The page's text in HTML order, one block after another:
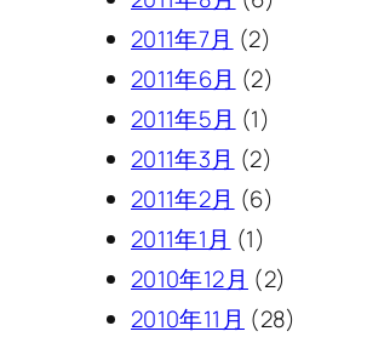
2011年7月 (2)
2011年6月 (2)
2011年5月 (1)
2011年3月 (2)
2011年2月 (6)
2011年1月 (1)
2010年12月 (2)
2010年11月 (28)